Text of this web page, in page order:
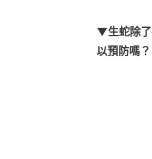
▼生蛇除了
以預防嗎？